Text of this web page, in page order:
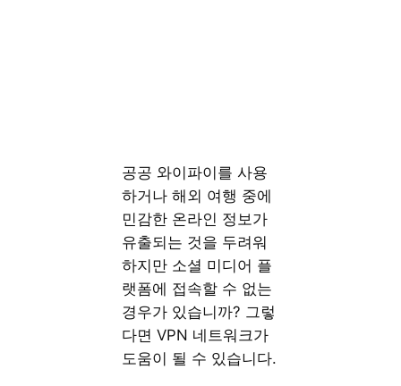
공공 와이파이를 사용
하거나 해외 여행 중에
민감한 온라인 정보가
유출되는 것을 두려워
하지만 소셜 미디어 플
랫폼에 접속할 수 없는
경우가 있습니까? 그렇
다면 VPN 네트워크가
도움이 될 수 있습니다.